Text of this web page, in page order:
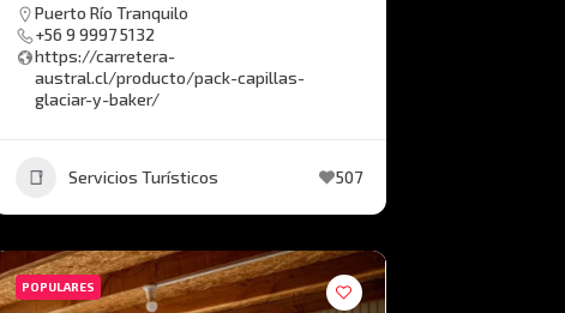
Puerto Río Tranquilo
+56 9 9997 5132
https://carretera-
austral.cl/producto/pack-capillas-
glaciar-y-baker/
Servicios Turísticos 507
POPULARES